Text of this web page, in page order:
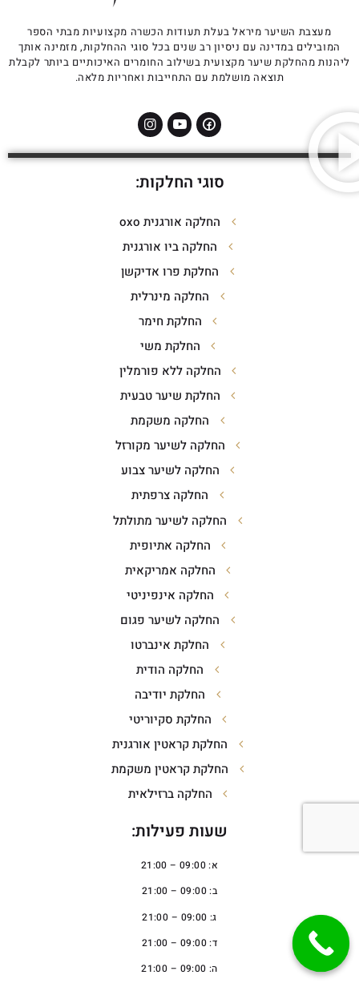
מעצבת השיער מיראל בעלת תעודות הכשרה מקצועיות מבתי הספר
המובילים במדינה עם ניסיון רב שנים בכל סוגי ההחלקות, מזמינה אותך
ליהנות מהחלקת שיער מקצועית בשילוב החומרים האיכותיים ביותר לקבלת
תוצאה מושלמת עם התחייבות ואחריות מלאה.
סוגי החלקות:
החלקה אורגנית oxo
החלקה ביו אורגנית
החלקת פרו אדיקשן
החלקה מינרלית
החלקת חימר
החלקת משי
החלקה ללא פורמלין
החלקת שיער טבעית
החלקה משקמת
החלקה לשיער מקורזל
החלקה לשיער צבוע
החלקה צרפתית
החלקה לשיער מתולתל
החלקה אתיופית
החלקה אמריקאית
החלקה אינפיניטי
החלקה לשיער פגום
החלקת אינברטו
החלקה הודית
החלקת יודיבה
החלקת סקיוריטי
החלקת קראטין אורגנית
החלקת קראטין משקמת
החלקה ברזילאית
שעות פעילות:
א: 09:00 – 21:00
ב: 09:00 – 21:00
ג: 09:00 – 21:00
ד: 09:00 – 21:00
ה: 09:00 – 21:00